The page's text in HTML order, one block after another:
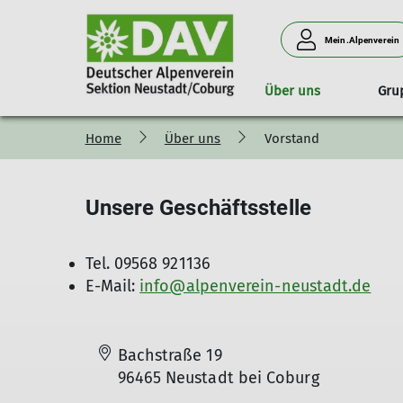
Mein.Alpenverein
Über uns
Unsere Sektion Geschichte
Wandern Seniorenwanderungen
Vorteile Strecken
Home Über uns Vorstand
Unsere Geschäftsstelle
Tel. 09568 921136
E-Mail: info@alpenverein-neustadt.de
Bachstraße 19
96465 Neustadt bei Coburg